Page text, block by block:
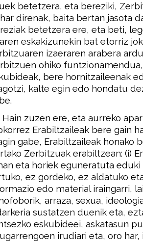
betetzera, eta bereziki,
direnak, baita bertan jasota
betetzera ere, eta beti,
eskakizunekin bat etorriz
izaeraren arabera
ohiko
bere hornitzaileenak
kalte egin edo hondatu
Hain zuzen ere, eta aurreko
Erabiltzaileak bere gain
gabe, Erabiltzaileak honako
Zerbitzuak erabiltzean: (i)
eta horiek eguneratuta eduki
ez gordeko, ez aldatuko
edo material iraingarri,
arraza, sexua,
sustatzen duenik eta,
eskubideei, askatasun
irudiari eta, oro